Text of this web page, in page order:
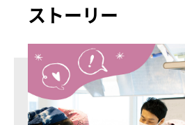
ストー リ ー